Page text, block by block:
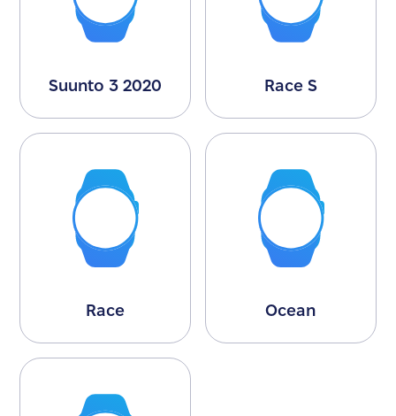
Suunto 3 2020 Race S
Race Ocean